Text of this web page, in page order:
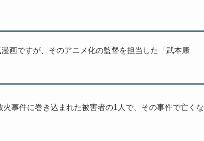
画ですが、そのアニメ化の監督を担当した「武本康
事件に巻き込まれた被害者の1人で、その事件で亡くな